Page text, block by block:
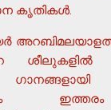
കൃതികള്‍.
ശീലുകളില്‍